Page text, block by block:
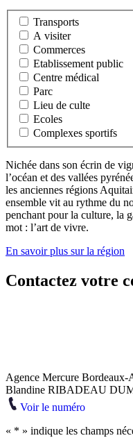
Transports
A visiter
Commerces
Etablissement public
Centre médical
Parc
Lieu de culte
Ecoles
Complexes sportifs
Nichée dans son écrin de
l’océan et des vallées
les anciennes régions
ensemble vit au rythme du
penchant pour la culture, la
mot : l’art de vivre.
En savoir plus sur la région
Contactez votre
Agence Mercure Bordeaux-
Blandine RIBADEAU
Voir le numéro
« * » indique les champs